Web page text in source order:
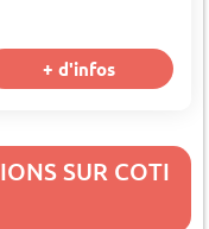
+ d'infos
SUR COTI